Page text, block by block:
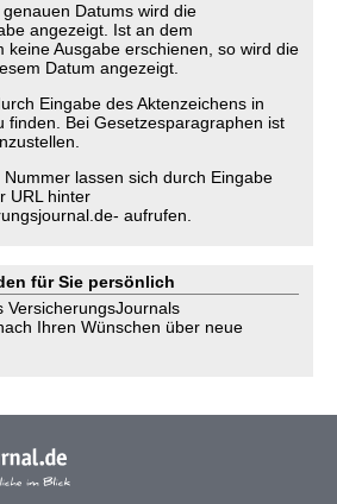
Datums wird die
angezeigt. Ist an dem
keine Ausgabe erschienen, so wird die
Datum angezeigt.
Eingabe des Aktenzeichens in
finden. Bei Gesetzesparagraphen ist
lassen sich durch Eingabe
URL hinter
aufrufen.
für Sie persönlich
VersicherungsJournals
Ihren Wünschen über neue